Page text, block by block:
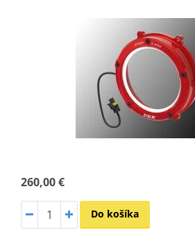
260,00 €
Do košíka